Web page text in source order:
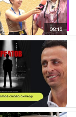
08:16